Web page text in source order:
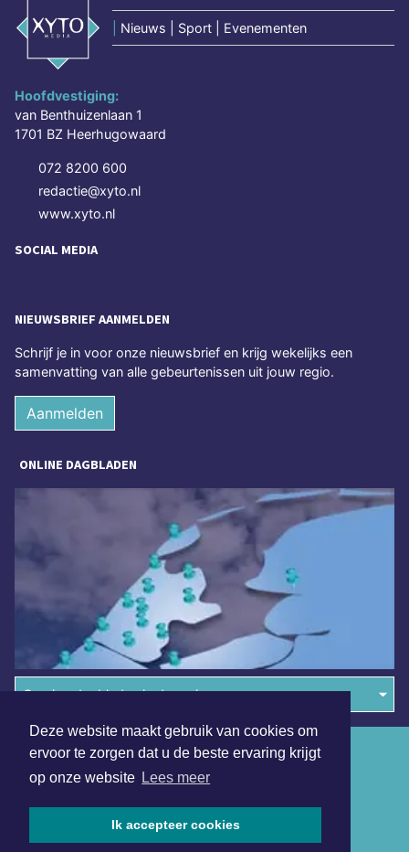
Deze website maakt gebruik van cookies om
ervoor te zorgen dat u de beste ervaring krijgt
op onze website Lees meer
Ik accepteer cookies
Nieuws | Sport | Evenementen
Hoofdvestiging:
van Benthuizenlaan 1
1701 BZ Heerhugowaard
072 8200 600
redactie@xyto.nl
www.xyto.nl
SOCIAL MEDIA
NIEUWSBRIEF AANMELDEN
Schrijf je in voor onze nieuwsbrief en krijg wekelijks een
samenvatting van alle gebeurtenissen uit jouw regio.
Aanmelden
ONLINE DAGBLADEN
Overige dagbladen in de regio
Algemene voorwaarden
Disclaimer